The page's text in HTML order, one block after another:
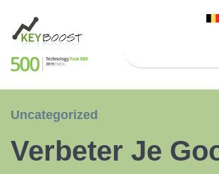
Uncategorized
Verbeter Je